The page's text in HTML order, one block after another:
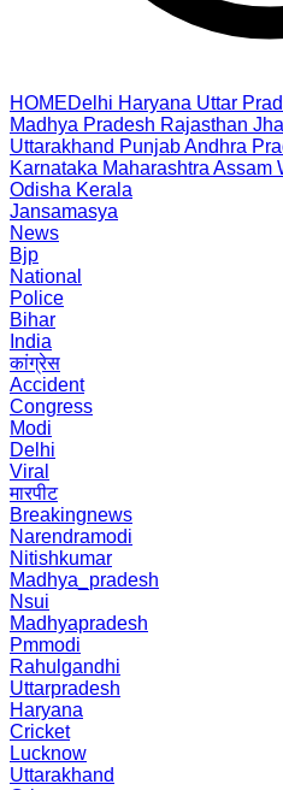
HOMEDelhi Haryana Uttar
Madhya Pradesh Rajasthan
Uttarakhand PunjabAndhra
Karnataka Maharashtra Assam
Odisha Kerala
Jansamasya
News
Bjp
National
Police
Bihar
India
कांग्रेस
Accident
Congress
Modi
Delhi
Viral
मारपीट
Breakingnews
Narendramodi
Nitishkumar
Madhya_pradesh
Nsui
Madhyapradesh
Pmmodi
Rahulgandhi
Uttarpradesh
Haryana
Cricket
Lucknow
Uttarakhand